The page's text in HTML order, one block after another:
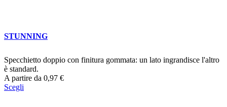
STUNNING
Specchietto doppio con finitura gommata: un lato ingrandisce l'altro
è standard.
A partire da 0,97 €
Scegli